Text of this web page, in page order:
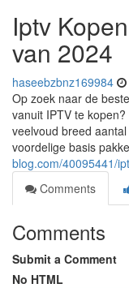
Iptv
van 2024
haseebzbnz169984
Op zoek naar de
vanuit IPTV te
veelvoud breed
voordelige basis
blog.com/40095441/
Comments
Comments
Submit a Comment
No HTML